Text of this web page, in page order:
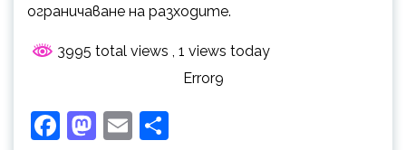
ограничаване на разходите.
3995 total views , 1 views today
Error9
Facebook
Mastodon
Email